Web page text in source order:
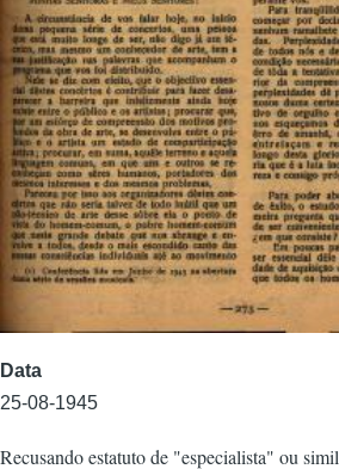
Data
25-08-1945
Recusando estatuto de "especialista" ou